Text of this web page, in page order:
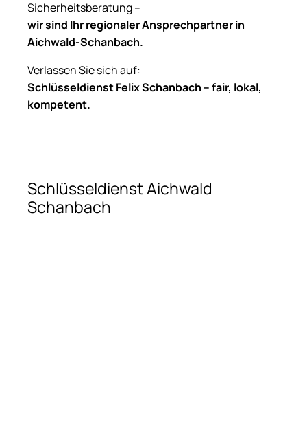
Sicherheitsberatung –
wir sind Ihr regionaler Ansprechpartner in
Aichwald-Schanbach.
Verlassen Sie sich auf:
Schlüsseldienst Felix Schanbach – fair, lokal,
kompetent.
Schlüsseldienst Aichwald
Schanbach